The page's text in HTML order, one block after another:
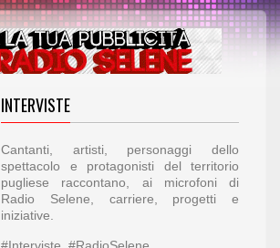
INTERVISTE
Cantanti, artisti, personaggi dello
spettacolo e protagonisti del territorio
pugliese raccontano, ai microfoni di
Radio Selene, carriere, progetti e
iniziative.